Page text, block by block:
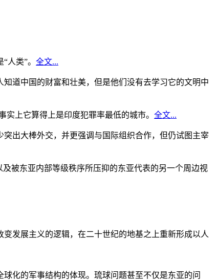
人类”。 全文...
道中国的财富和壮美，但是他们没有去学习它的文明中
上它算得上是印度犯罪率最低的城市。 全文...
出大棒外交，并更强调与国际组织合作，但仍试图主宰
被东亚内部等级秩序所压抑的东亚代表的另一个周边视
发展主义的逻辑，在二十世纪的地基之上重新形成以人
化的军事结构的体现。琉球问题甚至不仅是东亚的问